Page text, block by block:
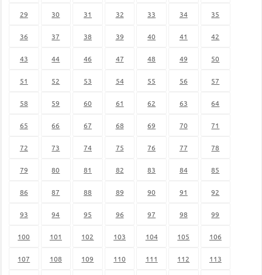
29 30 31 32 33 34 35
36 37 38 39 40 41 42
43 44 46 47 48 49 50
51 52 53 54 55 56 57
58 59 60 61 62 63 64
65 66 67 68 69 70 71
72 73 74 75 76 77 78
79 80 81 82 83 84 85
86 87 88 89 90 91 92
93 94 95 96 97 98 99
100 101 102 103 104 105 106
107 108 109 110 111 112 113